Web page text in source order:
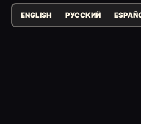
ENGLISH РУССКИЙ